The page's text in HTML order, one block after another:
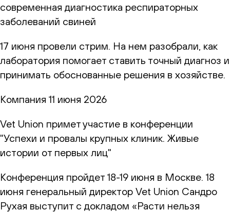
современная диагностика респираторных
заболеваний свиней
17 июня провели стрим. На нем разобрали, как
лаборатория помогает ставить точный диагноз и
принимать обоснованные решения в хозяйстве.
Компания 11 июня 2026
Vet Union примет участие в конференции
"Успехи и провалы крупных клиник. Живые
истории от первых лиц"
Конференция пройдет 18-19 июня в Москве. 18
июня генеральный директор Vet Union Сандро
Рухая выступит с докладом «Расти нельзя